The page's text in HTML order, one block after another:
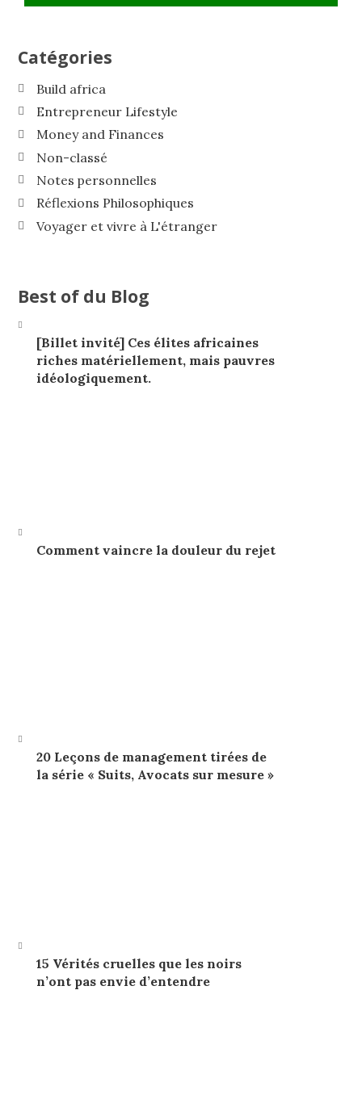
Catégories
Build africa
Entrepreneur Lifestyle
Money and Finances
Non-classé
Notes personnelles
Réflexions Philosophiques
Voyager et vivre à L'étranger
Best of du Blog
[Billet invité] Ces élites africaines
riches matériellement, mais pauvres
idéologiquement.
Comment vaincre la douleur du rejet
20 Leçons de management tirées de
la série « Suits, Avocats sur mesure »
15 Vérités cruelles que les noirs
n’ont pas envie d’entendre